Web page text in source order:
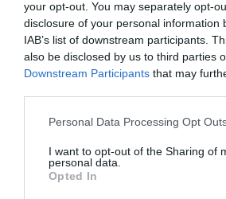
your opt-out. You may separately opt-
disclosure of your personal information
IAB’s list of downstream participants.
also be disclosed by us to third parties
Downstream Participants that may
Personal Data Processing Opt
I want to opt-out of the Sharing of
personal data.
Opted In
Badissi novembria commenté l'article :
Nice–Corse : ces vols électriques qui
l’horizon 2030
histoire de l'aviation